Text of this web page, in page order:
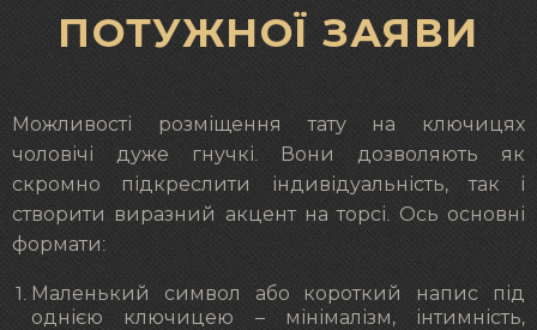
ПОТУЖНОЇ ЗАЯВИ
Можливості розміщення тату на ключицях
чоловічі дуже гнучкі. Вони дозволяють як
скромно підкреслити індивідуальність, так і
створити виразний акцент на торсі. Ось основні
формати:
Маленький символ або короткий напис під
однією ключицею – мінімалізм, інтимність,